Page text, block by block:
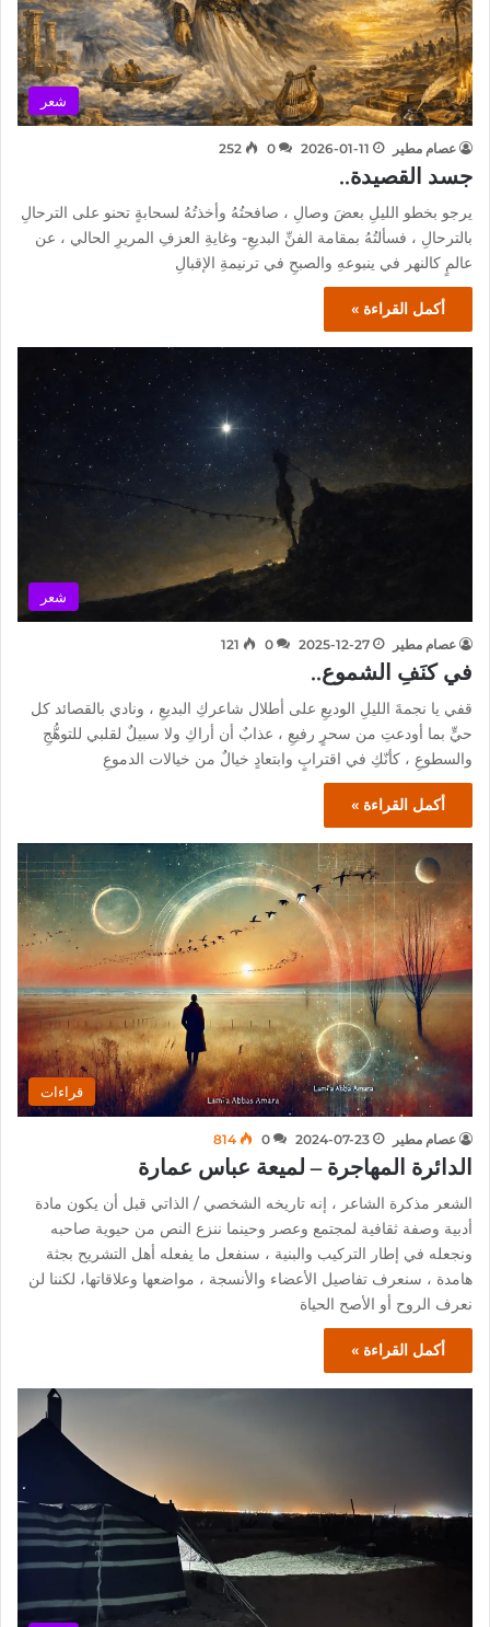
شعر
عصام مطير 2026-01-11
0
252
جسد القصيدة..
يرجو بخطو الليلِ بعضَ وصالِ ، صافحتُهُ وأخذتُهُ لسحابةٍ تحنو على الترحالِ
بالترحالِ ، فسألتُهُ بمقامة الفنِّ البديعِ- وغايةِ العزفِ المريرِ الحالي ، عن
عالمٍ كالنهر في ينبوعهِ والصبحِ في ترنيمةِ الإقبالِ
أكمل القراءة »
شعر
عصام مطير 2025-12-27
0
121
في كنَفِ الشموع..
قفي يا نجمةَ الليلِ الوديعِ على أطلال شاعركِ البديعِ ، ونادي بالقصائد كل
حيٍّ بما أودعتِ من سحرٍ رفيعِ ، عذابٌ أن أراكِ ولا سبيلٌ لقلبي للتوهُّجِ
والسطوعِ ، كأنّكِ في اقترابٍ وابتعادٍ خيالٌ من خيالات الدموعِ
أكمل القراءة »
قراءات
عصام مطير 2024-07-23
0
814
الدائرة المهاجرة – لميعة عباس عمارة
الشعر مذكرة الشاعر ، إنه تاريخه الشخصي / الذاتي قبل أن يكون مادة
أدبية وصفة ثقافية لمجتمع وعصر وحينما ننزع النص من حيوية صاحبه
ونجعله في إطار التركيب والبنية ، سنفعل ما يفعله أهل التشريح بجثة
هامدة ، سنعرف تفاصيل الأعضاء والأنسجة ، مواضعها وعلاقاتها، لكننا لن
نعرف الروح أو الأصح الحياة
أكمل القراءة »